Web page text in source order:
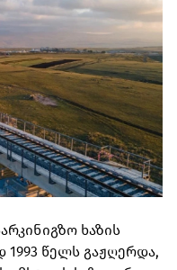
ხაზის
წელს გაჟღერდა,